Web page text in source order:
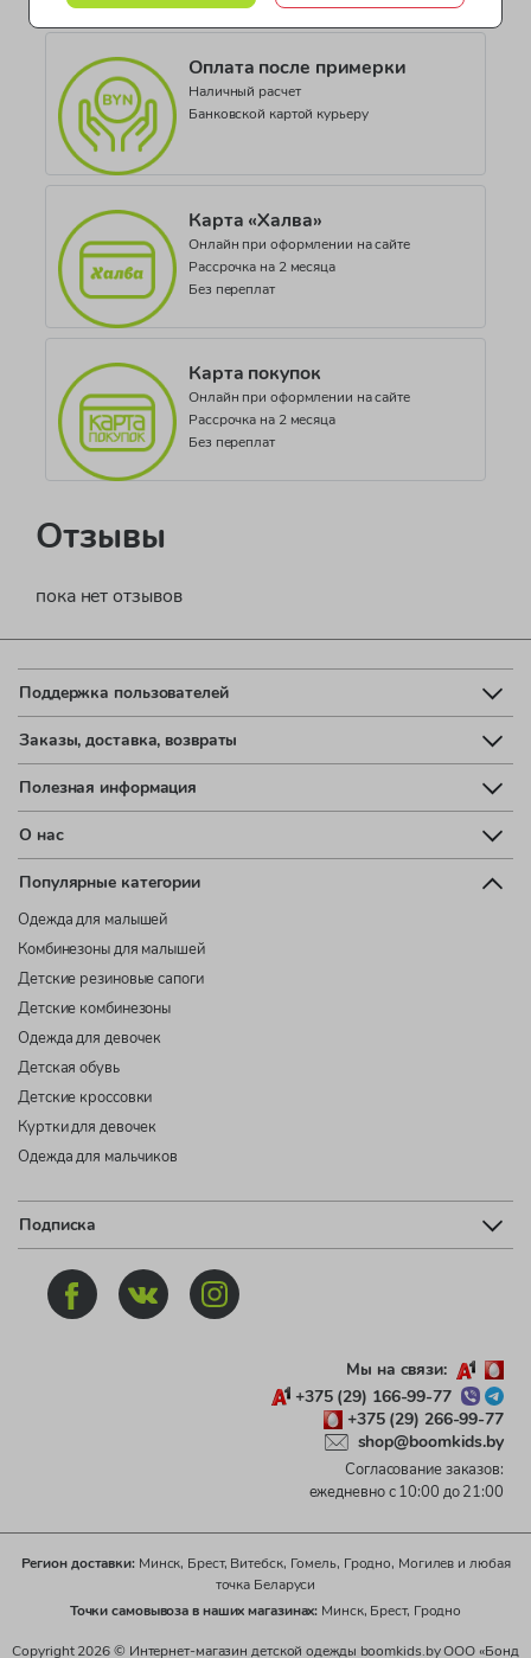
Оплата после примерки
Наличный расчет
Банковской картой курьеру
Карта «Халва»
Онлайн при оформлении на сайте
Рассрочка на 2 месяца
Без переплат
Карта покупок
Онлайн при оформлении на сайте
Рассрочка на 2 месяца
Без переплат
Отзывы
пока нет отзывов
Поддержка пользователей
Заказы, доставка, возвраты
Полезная информация
О нас
Популярные категории
Одежда для малышей
Комбинезоны для малышей
Детские резиновые сапоги
Детские комбинезоны
Одежда для девочек
Детская обувь
Детские кроссовки
Куртки для девочек
Одежда для мальчиков
Подписка
Мы на связи:
+375 (29) 166-99-77
+375 (29) 266-99-77
shop@boomkids.by
Согласование заказов:
ежедневно с 10:00 до 21:00
Регион доставки:Минск, Брест, Витебск, Гомель, Гродно, Могилев и любая
точка Беларуси
Точки самовывоза в наших магазинах: Минск, Брест, Гродно
Copyright 2026 © Интернет-магазин детской одежды boomkids.by ООО «Бонд